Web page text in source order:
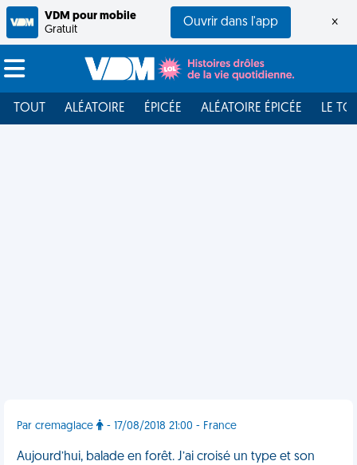
VDM pour mobile
Gratuit
Ouvrir dans l'app ×
TOUT ALÉATOIRE ÉPICÉE ALÉATOIRE ÉPICÉE LE
Par cremaglace - 17/08/2018 21:00 - France
Aujourd’hui, balade en forêt. J’ai croisé un type et son